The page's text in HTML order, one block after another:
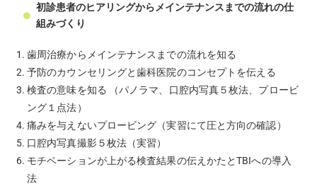
初診患者のヒアリングからメインテナンスまでの流れの仕
組みづくり
歯周治療からメインテナンスまでの流れを知る
予防のカウンセリングと歯科医院のコンセプトを伝える
検査の意味を知る （パノラマ、口腔内写真５枚法、プロービ
ング１点法）
痛みを与えないプロービング（実習にて圧と方向の確認）
口腔内写真撮影５枚法（実習）
モチベーションが上がる検査結果の伝えかたとTBIへの導入
法